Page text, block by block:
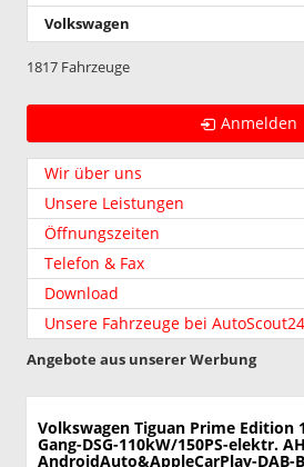
Volkswagen
1817 Fahrzeuge
Anmelden
Wir über uns
Unsere Leistungen
Öffnungszeiten
Telefon & Fax
Download
Unsere Fahrzeuge bei AutoScout24
Angebote aus unserer Werbung
Volkswagen Tiguan Prime Edition
Gang-DSG-110kW/150PS-elektr.
AndroidAuto&AppleCarPlay-DAB-